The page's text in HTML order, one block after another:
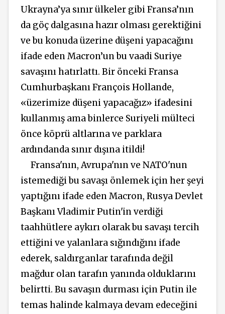
Ukrayna’ya sınır ülkeler gibi Fransa’nın
da göç dalgasına hazır olması gerektiğini
ve bu konuda üzerine düşeni yapacağını
ifade eden Macron’un bu vaadi Suriye
savaşını hatırlattı. Bir önceki Fransa
Cumhurbaşkanı François Hollande,
«üzerimize düşeni yapacağız» ifadesini
kullanmış ama binlerce Suriyeli mülteci
önce köprü altlarına ve parklara
ardındanda sınır dışına itildi!
Fransa'nın, Avrupa'nın ve NATO'nun
istemediği bu savaşı önlemek için her şeyi
yaptığını ifade eden Macron, Rusya Devlet
Başkanı Vladimir Putin'in verdiği
taahhütlere aykırı olarak bu savaşı tercih
ettiğini ve yalanlara sığındığını ifade
ederek, saldırganlar tarafında değil
mağdur olan tarafın yanında olduklarını
belirtti. Bu savaşın durması için Putin ile
temas halinde kalmaya devam edeceğini